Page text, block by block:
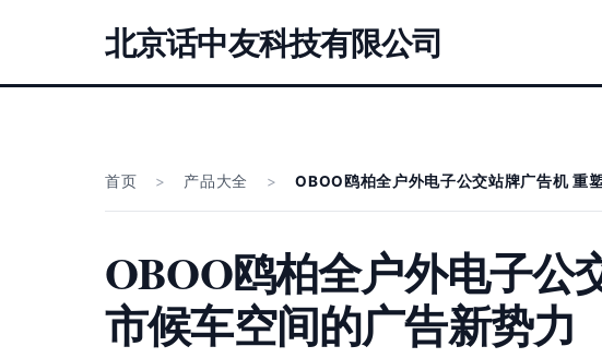
北京话中友科技有限公司
首页 > 产品大全 > OBOO鸥柏全户外电子公交站牌广告机 重
OBOO鸥柏全户外电子公
市候车空间的广告新势力